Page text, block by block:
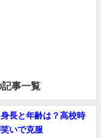
事一覧
長と年齢は？高校時
いで克服